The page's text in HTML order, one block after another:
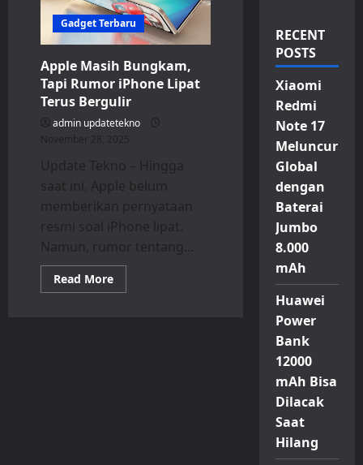
Gadget Terbaru
Apple Masih Bungkam,
Tapi Rumor iPhone Lipat
Terus Bergulir
admin updatetekno
November 28, 2025
Update Tekno – Hingga
saat ini, Apple belum
memberikan pernyataan
resmi soal iPhone lipat.
Namun, rumor tentang...
Read MoreRead
more
RECENT
POSTS
Xiaomi
Redmi
Note 17
Meluncur
Global
dengan
Baterai
Jumbo
8.000
mAh
Huawei
Power
Bank
12000
mAh Bisa
Dilacak
Saat
Hilang